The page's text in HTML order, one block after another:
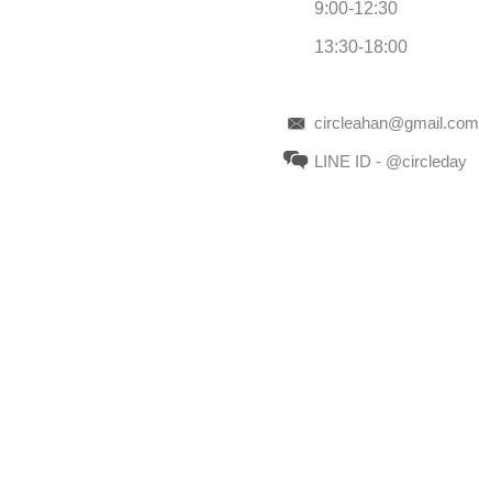
9:00-12:30
13:30-18:00
circleahan@gmail.com
LINE ID - @circleday